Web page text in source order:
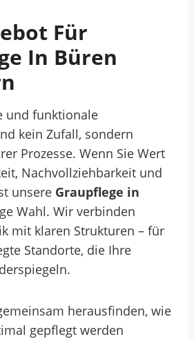
Für
In Büren
und funktionale
kein Zufall, sondern
Prozesse. Wenn Sie Wert
Nachvollziehbarkeit und
unsere Graupflege in
Wahl. Wir verbinden
mit klaren Strukturen – für
Standorte, die Ihre
herausfinden, wie
gepflegt werden